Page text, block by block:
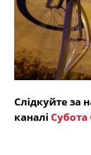
Слідкуйте
каналі